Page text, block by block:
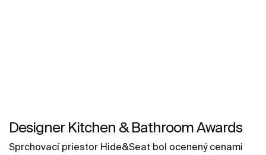
Designer Kitchen & Bathroom Awards
Sprchovací priestor Hide&Seat bol ocenený cenami